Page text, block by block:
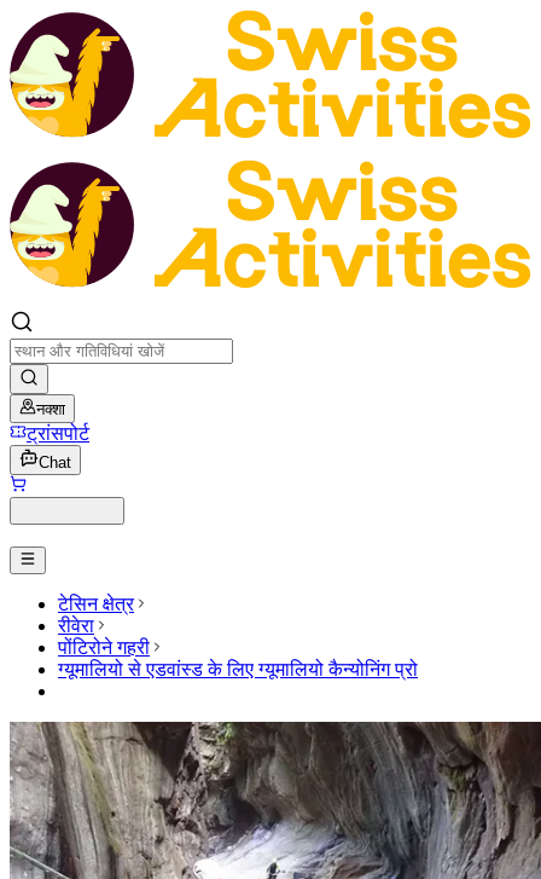
नक्शा
ट्रांसपोर्ट
Chat
टेसिन क्षेत्र
रीवेरा
पोंटिरोने गहरी
ग्यूमालियो से एडवांस्ड के लिए ग्यूमालियो कैन्योनिंग प्रो